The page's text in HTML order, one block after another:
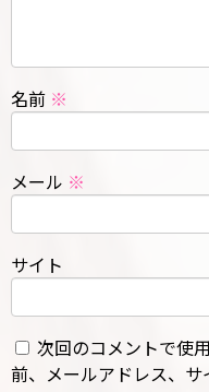
名前 ※
メール ※
サイト
次回のコメントで使
前、メールアドレス、サ